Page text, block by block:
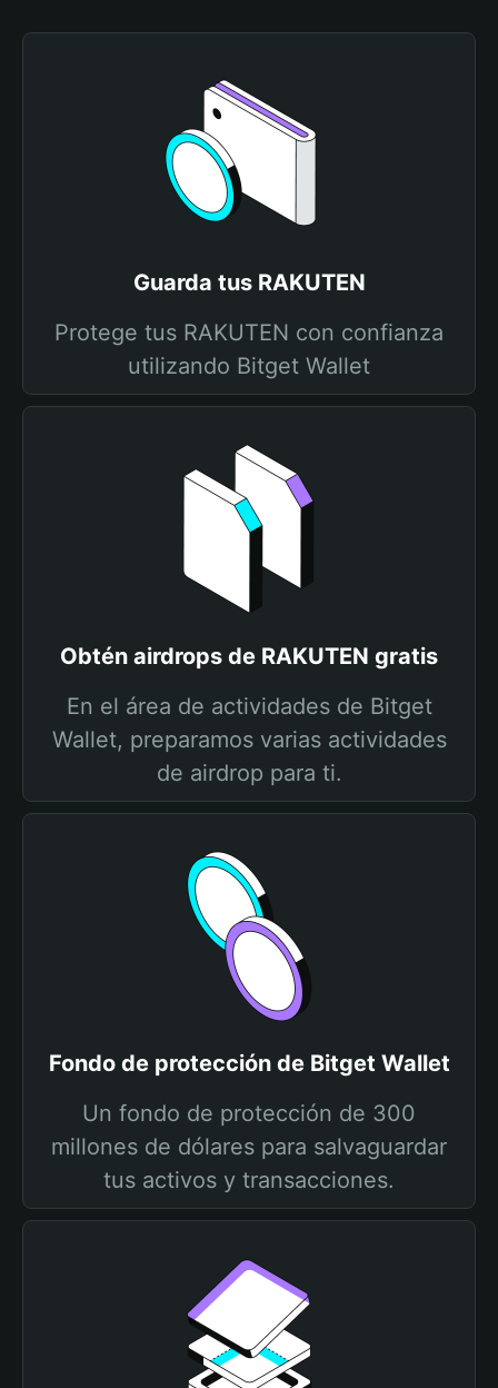
Guarda tus RAKUTEN
Protege tus RAKUTEN con confianza
utilizando Bitget Wallet
Obtén airdrops de RAKUTEN gratis
En el área de actividades de Bitget
Wallet, preparamos varias actividades
de airdrop para ti.
Fondo de protección de Bitget Wallet
Un fondo de protección de 300
millones de dólares para salvaguardar
tus activos y transacciones.